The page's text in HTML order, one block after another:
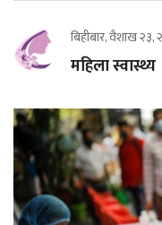
बिहीबार, वैशाख
महिला स्वास्थ्य